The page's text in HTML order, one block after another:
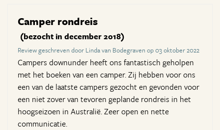
Camper rondreis
(bezocht in december 2018)
Review geschreven door Linda van Bodegraven op 03 oktober 2022
Campers downunder heeft ons fantastisch geholpen
met het boeken van een camper. Zij hebben voor ons
een van de laatste campers gezocht en gevonden voor
een niet zover van tevoren geplande rondreis in het
hoogseizoen in Australië. Zeer open en nette
communicatie.